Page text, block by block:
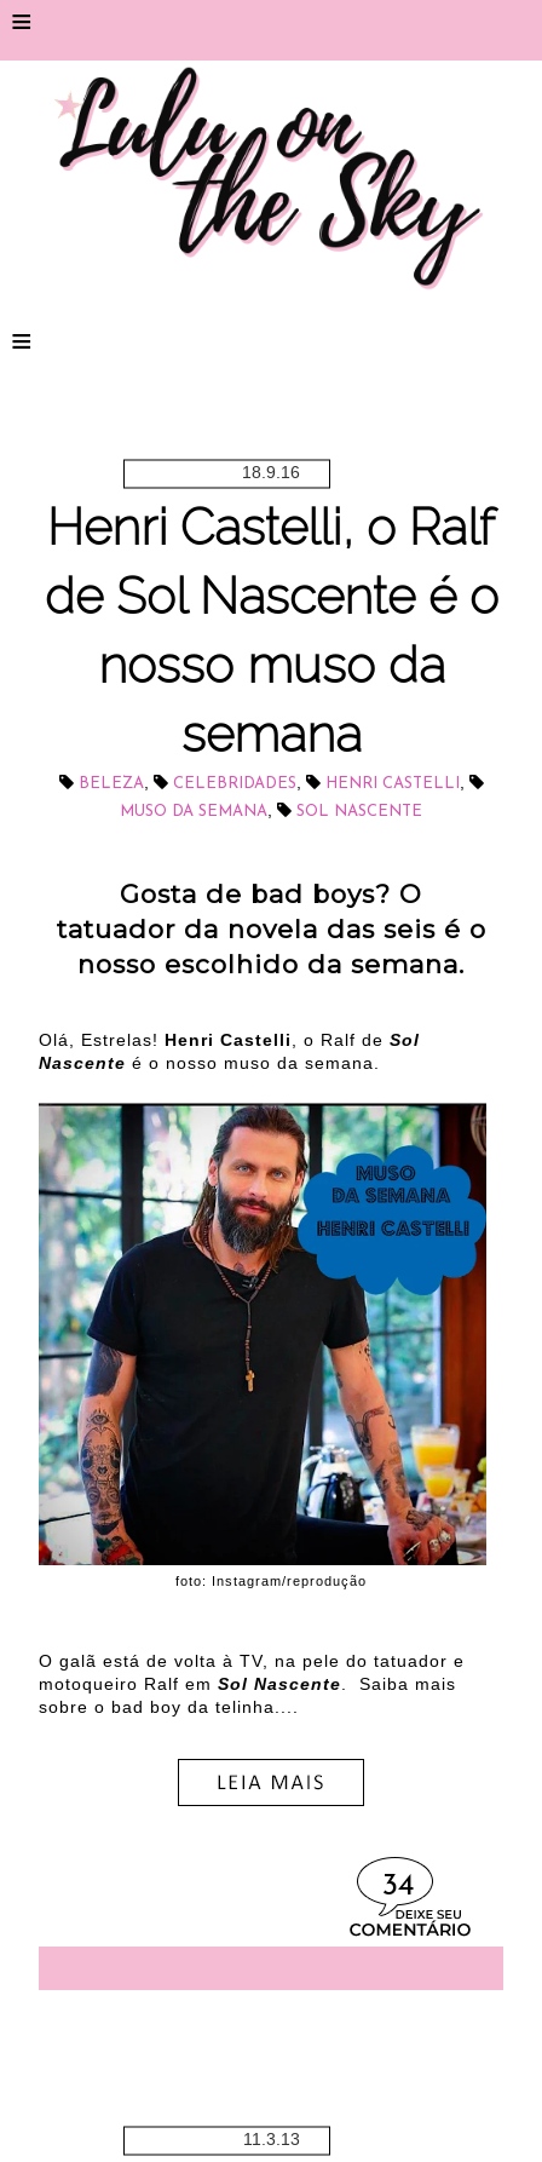
≡
≡
18.9.16
Henri Castelli, o Ralf
de Sol Nascente é o
nosso muso da
semana
BELEZA, CELEBRIDADES, HENRI CASTELLI ,
MUSO DA SEMANA, SOL NASCENTE
Gosta de bad boys? O
tatuador da novela das seis é o
nosso escolhido da semana.
Olá, Estrelas! Henri Castelli , o Ralf de Sol
Nascente é o nosso muso da semana.
foto: Instagram/reprodução
O galã está de volta à TV, na pele do tatuador e
motoqueiro Ralf em Sol Nascente . Saiba mais
sobre o bad boy da telinha....
34
11.3.13